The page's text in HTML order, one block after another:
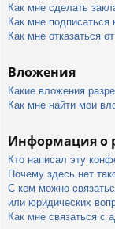
Как мне сделать
Как мне
Как мне отказаться
Вложения
Какие вложения
Как мне найти мои
Информация о
Кто написал эту
Почему здесь нет
С кем можно
или юридических
Как мне связаться с